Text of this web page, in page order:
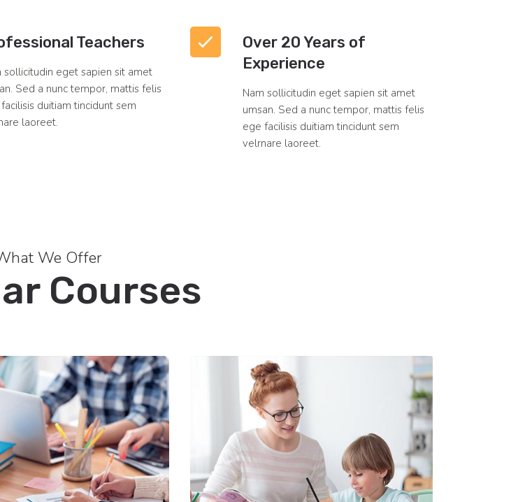
Teachers
sollicitudin eget sapien sit amet
Sed a nunc tempor, mattis felis
duitiam tincidunt sem
laoreet.
Over 20 Years of
Experience
Nam sollicitudin eget sapien sit amet
umsan. Sed a nunc tempor, mattis felis
ege facilisis duitiam tincidunt sem
velrnare laoreet.
We Offer
Courses